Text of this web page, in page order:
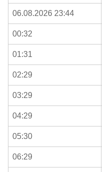
06.08.2026 23:44
00:32
01:31
02:29
03:29
04:29
05:30
06:29